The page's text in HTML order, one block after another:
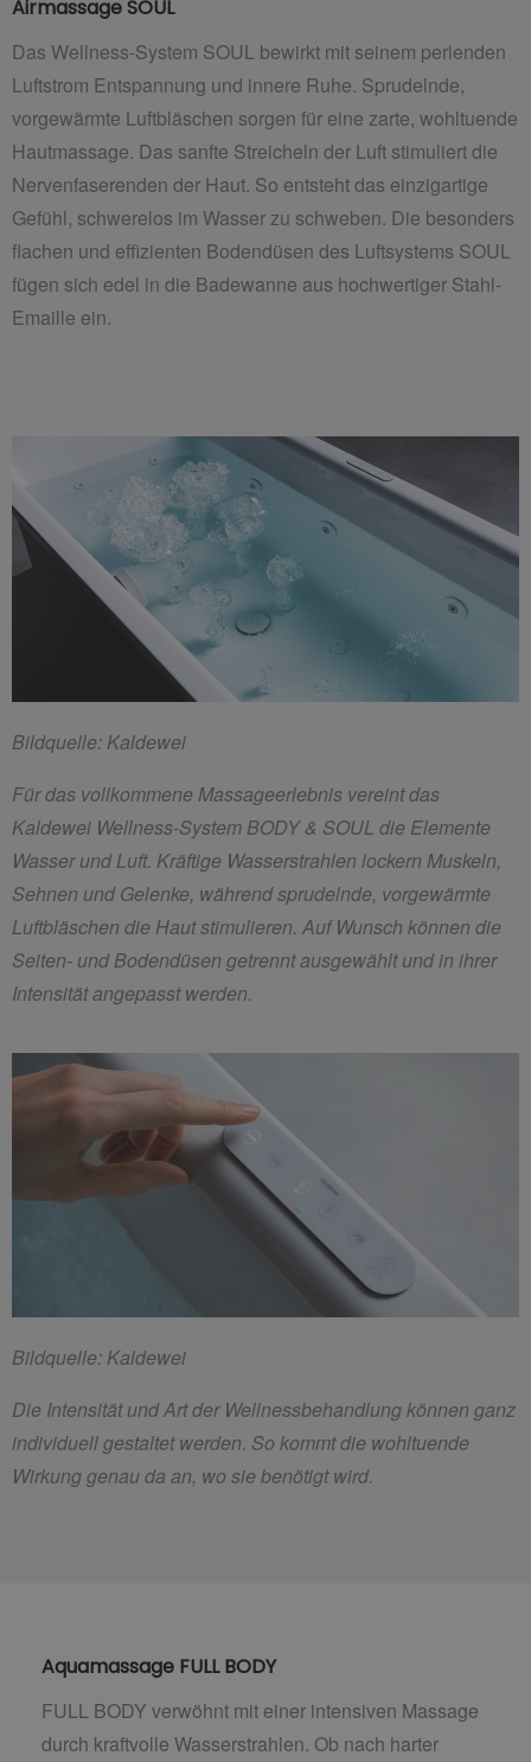
Airmassage SOUL
Das Wellness-System SOUL bewirkt mit seinem perlenden
Luftstrom Entspannung und innere Ruhe. Sprudelnde,
vorgewärmte Luftbläschen sorgen für eine zarte, wohltuende
Hautmassage. Das sanfte Streicheln der Luft stimuliert die
Nervenfaserenden der Haut. So entsteht das einzigartige
Gefühl, schwerelos im Wasser zu schweben. Die besonders
flachen und effizienten Bodendüsen des Luftsystems SOUL
fügen sich edel in die Badewanne aus hochwertiger Stahl-
Emaille ein.
Bildquelle: Kaldewei
Für das vollkommene Massageerlebnis vereint das
Kaldewei Wellness-System BODY & SOUL die Elemente
Wasser und Luft. Kräftige Wasserstrahlen lockern Muskeln,
Sehnen und Gelenke, während sprudelnde, vorgewärmte
Luftbläschen die Haut stimulieren. Auf Wunsch können die
Seiten- und Bodendüsen getrennt ausgewählt und in ihrer
Intensität angepasst werden.
Bildquelle: Kaldewei
Die Intensität und Art der Wellnessbehandlung können ganz
individuell gestaltet werden. So kommt die wohltuende
Wirkung genau da an, wo sie benötigt wird.
Aquamassage FULL BODY
FULL BODY verwöhnt mit einer intensiven Massage
durch kraftvolle Wasserstrahlen. Ob nach harter